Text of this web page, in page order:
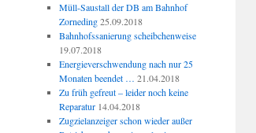
Müll-Saustall der DB am Bahnhof
Zorneding 25.09.2018
Bahnhofssanierung scheibchenweise
19.07.2018
Energieverschwendung nach nur 25
Monaten beendet … 21.04.2018
Zu früh gefreut – leider noch keine
Reparatur 14.04.2018
Zugzielanzeiger schon wieder außer